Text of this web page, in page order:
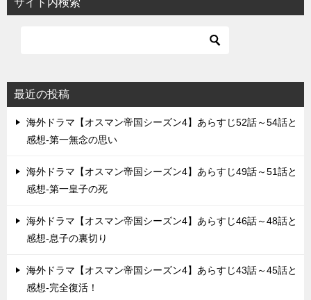
サイト内検索
最近の投稿
海外ドラマ【オスマン帝国シーズン4】あらすじ52話～54話と
感想-第一無念の思い
海外ドラマ【オスマン帝国シーズン4】あらすじ49話～51話と
感想-第一皇子の死
海外ドラマ【オスマン帝国シーズン4】あらすじ46話～48話と
感想-息子の裏切り
海外ドラマ【オスマン帝国シーズン4】あらすじ43話～45話と
感想-完全復活！